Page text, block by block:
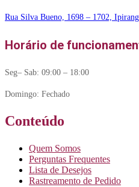
Rua Silva Bueno, 1698 – 1702,
Horário de
Seg– Sab: 09:00 – 18:00
Domingo: Fechado
Conteúdo
Quem Somos
Perguntas Frequentes
Lista de Desejos
Rastreamento de Pedido